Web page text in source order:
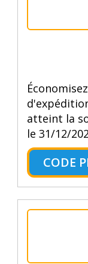
atteint la
le 31/12/
CODE